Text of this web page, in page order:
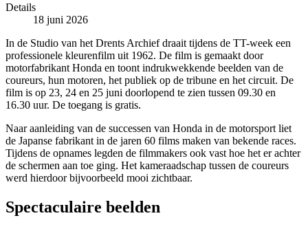
Details
Gepubliceerd op
18 juni 2026
In de Studio van het Drents Archief draait tijdens de TT-week een
professionele kleurenfilm uit 1962. De film is gemaakt door
motorfabrikant Honda en toont indrukwekkende beelden van de
coureurs, hun motoren, het publiek op de tribune en het circuit. De
film is op 23, 24 en 25 juni doorlopend te zien tussen 09.30 en
16.30 uur. De toegang is gratis.
Naar aanleiding van de successen van Honda in de motorsport liet
de Japanse fabrikant in de jaren 60 films maken van bekende races.
Tijdens de opnames legden de filmmakers ook vast hoe het er achter
de schermen aan toe ging. Het kameraadschap tussen de coureurs
werd hierdoor bijvoorbeeld mooi zichtbaar.
Spectaculaire beelden